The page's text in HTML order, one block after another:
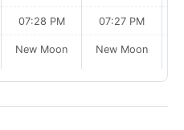
07:28 PM
New Moon
07:27 PM
New Moon